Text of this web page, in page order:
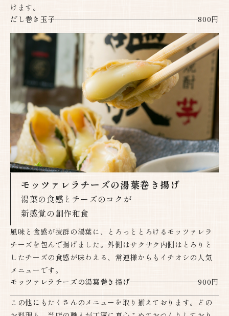
けます。
だし巻き玉子
800円
モッツァレラチーズの湯葉巻き揚げ
湯葉の食感とチーズのコクが
新感覚の創作和食​​​​​​​
風味と食感が抜群の湯葉に、とろっととろけるモッツァレラ
チーズを包んで揚げました。外側はサクサク内側はとろりと
したチーズの食感が味わえる、常連様からもイチオシの人気
メニューです。
モッツァレラチーズの湯葉巻き揚げ
900円
この他にもたくさんのメニューを取り揃えております。どの